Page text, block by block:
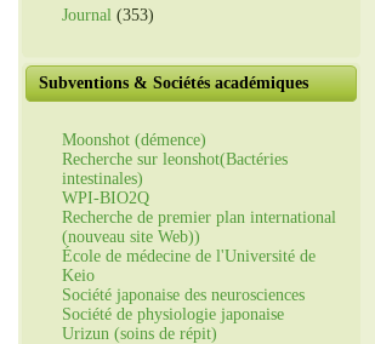
Journal (353)
Subventions & Sociétés académiques
Moonshot (démence)
Recherche sur leonshot(Bactéries
intestinales)
WPI-BIO2Q
Recherche de premier plan international
(nouveau site Web))
École de médecine de l'Université de
Keio
Société japonaise des neurosciences
Société de physiologie japonaise
Urizun (soins de répit)